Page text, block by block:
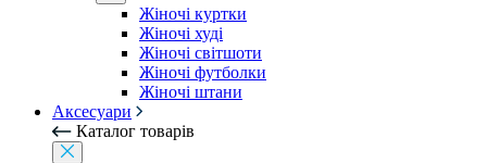
Жіночі куртки
Жіночі худі
Жіночі світшоти
Жіночі футболки
Жіночі штани
Аксесуари
Каталог товарів